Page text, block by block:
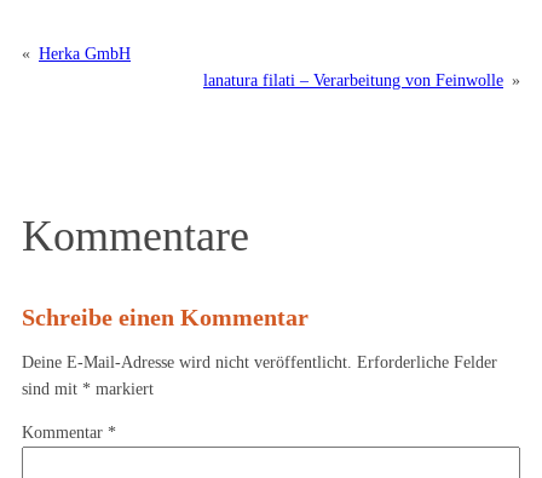
« Herka GmbH
lanatura filati – Verarbeitung von Feinwolle »
Kommentare
Schreibe einen Kommentar
Deine E-Mail-Adresse wird nicht veröffentlicht. Erforderliche Felder
sind mit * markiert
Kommentar *